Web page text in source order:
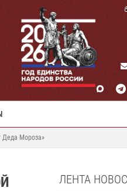
Деда Мороза»
ЛЕНТА